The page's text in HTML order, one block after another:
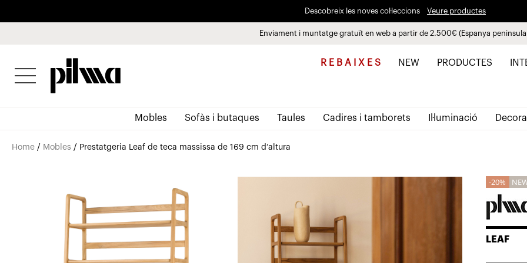
Paga a plaços fins a 3 mesos sense interessos 0% TAE
Descobreix les noves col·leccions Veure productes
Enviament i muntatge gratuït en web a partir de 2.500€ (Espanya
pilma R E B A I X E S NEW PRODUCTES
Mobles Sofàs i butaques Taules Cadires i tamborets Il·luminació
Home / Mobles / Prestatgeria Leaf de teca massissa de 169 cm d’altura
20%
LEAF